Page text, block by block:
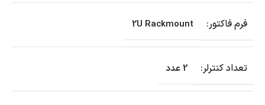
فرم فاکتور: 2U Rackmount
تعداد کنترلر: 2 عدد